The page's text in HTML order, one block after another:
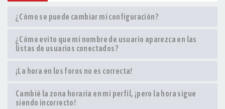
¿Cómo se puede cambiar mi configuración?
¿Cómo evito que mi nombre de usuario aparezca en las
listas de usuarios conectados?
¡La hora en los foros no es correcta!
Cambié la zona horaria en mi perfil, ¡pero la hora sigue
siendo incorrecto!